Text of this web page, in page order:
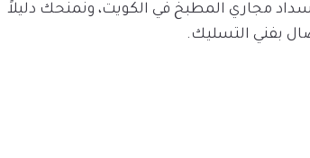
مجاري المطبخ في الكويت، ونمنحك دليلاً
بفني التسليك.